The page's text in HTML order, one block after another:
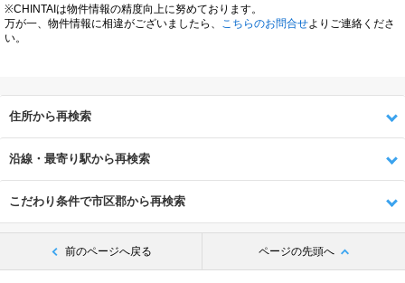
※CHINTAIは物件情報の精度向上に努めております。
万が一、物件情報に相違がございましたら、
こちらのお問合せよりご連絡くださ
い。
住所から再検索
沿線・最寄り駅から再検索
こだわり条件で市区郡から再検索
前のページへ戻る ページの先頭へ